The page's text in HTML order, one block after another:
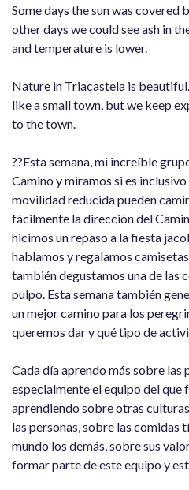
Some days the sun was covered
other days we could see ash in
and temperature is lower.
Nature in Triacastela is
like a small town, but we keep
to the town.
??Esta semana, mi increíble
Camino y miramos si es
movilidad reducida pueden
fácilmente la dirección del
hicimos un repaso a la fiesta
hablamos y regalamos
también degustamos una de las
pulpo. Esta semana también
un mejor camino para los
queremos dar y qué tipo de
Cada día aprendo más sobre las
especialmente el equipo del que
aprendiendo sobre otras
las personas, sobre las comidas
mundo los demás, sobre sus
formar parte de este equipo y